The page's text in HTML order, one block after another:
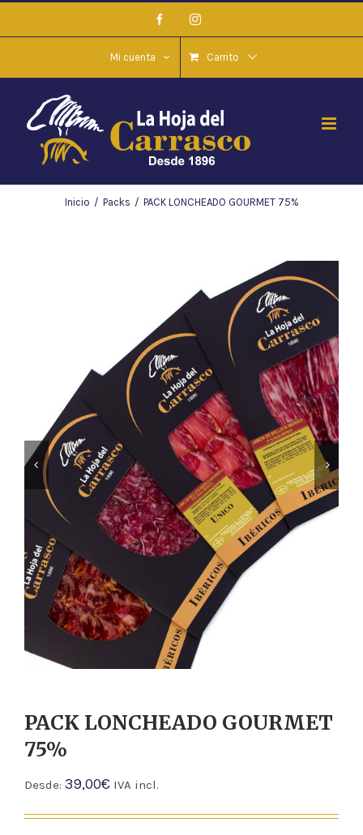
al
FacebookInstagram
Mi cuenta Carrito
Inicio / Packs / PACK LONCHEADO GOURMET 75%
 
PACK LONCHEADO GOURMET
75%
Desde: 39,00€ IVA incl.